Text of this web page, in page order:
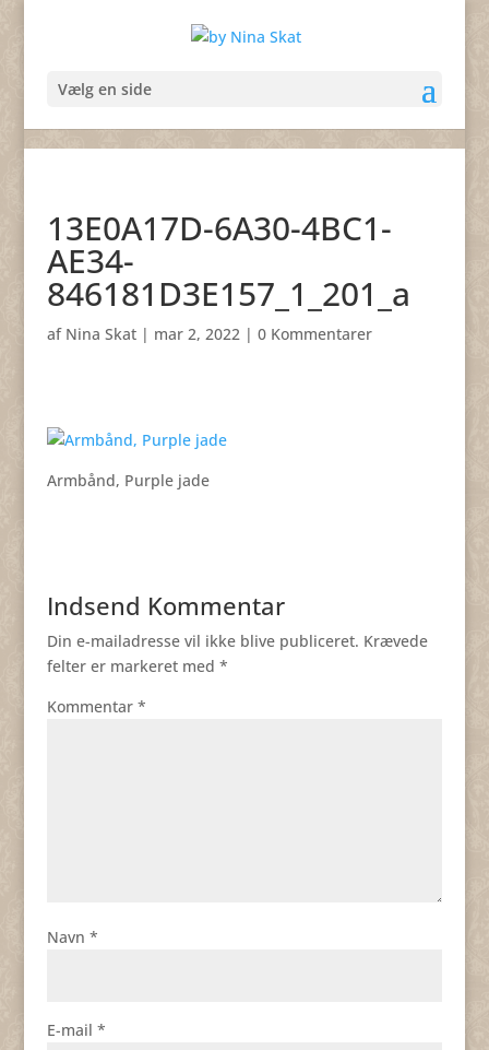
Vælg en side
13E0A17D-6A30-4BC1-
AE34-
846181D3E157_1_201_a
af Nina Skat| mar 2, 2022| 0 Kommentarer
Armbånd, Purple jade
Indsend Kommentar
Din e-mailadresse vil ikke blive publiceret. Krævede
felter er markeret med *
Kommentar *
Navn *
E-mail *